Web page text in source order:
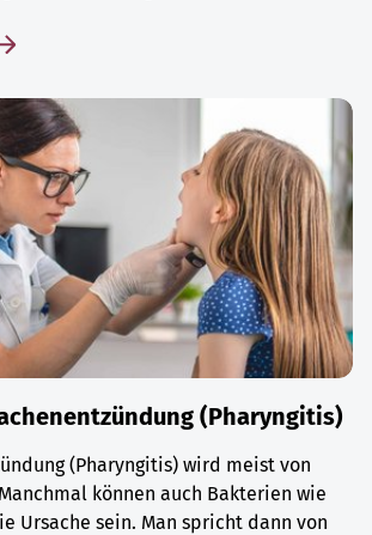
(Pharyngitis)
(Pharyngitis) wird meist von
können auch Bakterien wie
Ursache sein. Man spricht dann von